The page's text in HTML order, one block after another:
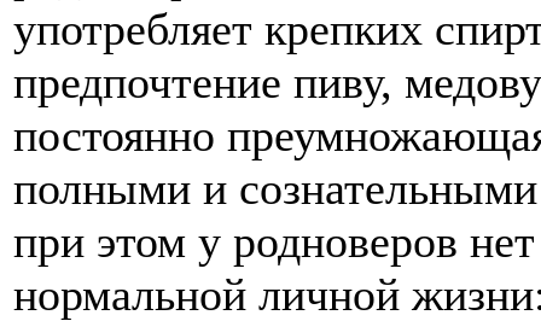
употребляет крепких
предпочтение пиву,
постоянно
полными и
при этом у родноверов
нормальной личной